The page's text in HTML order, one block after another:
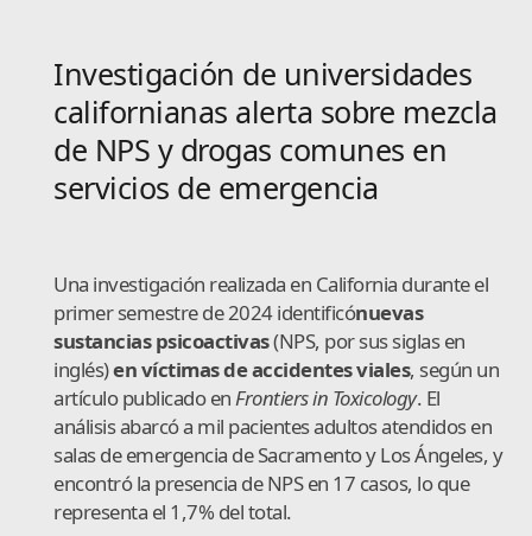
Investigación de universidades
californianas alerta sobre mezcla
de NPS y drogas comunes en
servicios de emergencia
Una investigación realizada en California durante el
primer semestre de 2024 identificónuevas
sustancias psicoactivas(NPS, por sus siglas en
inglés)en víctimas de accidentes viales, según un
artículo publicado enFrontiers in Toxicology. El
análisis abarcó a mil pacientes adultos atendidos en
salas de emergencia de Sacramento y Los Ángeles, y
encontró la presencia de NPS en 17 casos, lo que
representa el 1,7% del total.